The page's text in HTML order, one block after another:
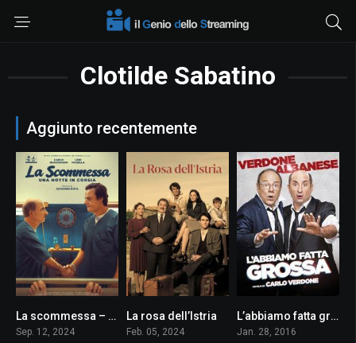
Clotilde Sabatino
Aggiunto recentemente
6.7La scommessa – Una notte in corsia
Sep. 12, 2024
0
La rosa dell’Istria
Feb. 05, 2024
5.5L’abbiamo fatta grossa
Jan. 28, 2016